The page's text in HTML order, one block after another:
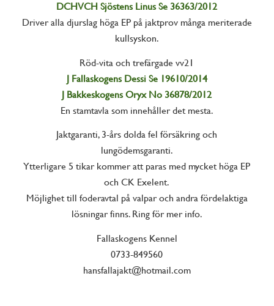
DCHVCH Sjöstens Linus Se 36363/2012
Driver alla djurslag höga EP på jaktprov många meriterade
kullsyskon.
Röd-vita och trefärgade vv21
J Fallaskogens Dessi Se 19610/2014
J Bakkeskogens Oryx No 36878/2012
En stamtavla som innehåller det mesta.
Jaktgaranti, 3-års dolda fel försäkring och
lungödemsgaranti.
Ytterligare 5 tikar kommer att paras med mycket höga EP
och CK Exelent.
Möjlighet till foderavtal på valpar och andra fördelaktiga
lösningar finns. Ring för mer info.
Fallaskogens Kennel
0733-849560
hansfallajakt@hotmail.com